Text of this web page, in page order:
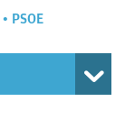
PSOE